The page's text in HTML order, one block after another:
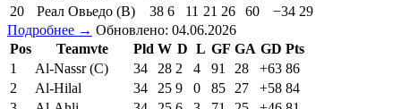
20
Реал Овьедо (В) 38 6 11 21 26 60 −34 29
Подробнее → Обновлено: 04.06.2026
Pos
Teamvte Pld W D L GF GA GD Pts
1
Al-Nassr (C) 34 28 2 4 91 28 +63 86
2
Al-Hilal 34 25 9 0 85 27 +58 84